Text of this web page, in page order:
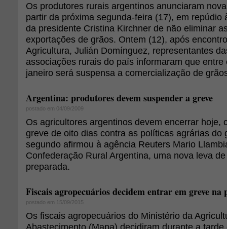
Os produtores rurais argentinos anunciaram
partir da próxima segunda-feira (17), em repúdio
da presidente Cristina Kirchner de não eliminar
exportações de grãos. Ontem (12), após
Agricultura, Julián Domínguez, representantes
associações rurais do país informaram que entre
janeiro será suspensa a comercialização de
Argentina: produtores devem suspender a greve
postado em 04/09/2009
Os agricultores argentinos devem encerrar hoje,
greve de oito dias contra as políticas agrárias do
segundo afirmou à agência Reuters Mario
Confederação Rural Argentina, uma nova leva
preparada.
Fiscais agropecuários decidem entrar em greve
postado em 15/09/2015
Os fiscais agropecuários do Ministério da
Abastecimento (Mapa) decidiram durante a